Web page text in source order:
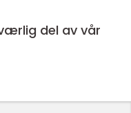
del av vår